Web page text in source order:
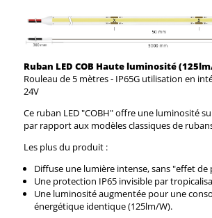
Ruban LED COB Haute luminosité
Rouleau de 5 mètres - IP65G utilisation en
24V
Ce ruban LED "COBH" offre une luminosité
par rapport aux modèles classiques de
Les plus du produit :
Diffuse une lumière intense, sans "effet de
Une protection IP65 invisible par
Une luminosité augmentée pour une
énergétique identique (125lm/W).